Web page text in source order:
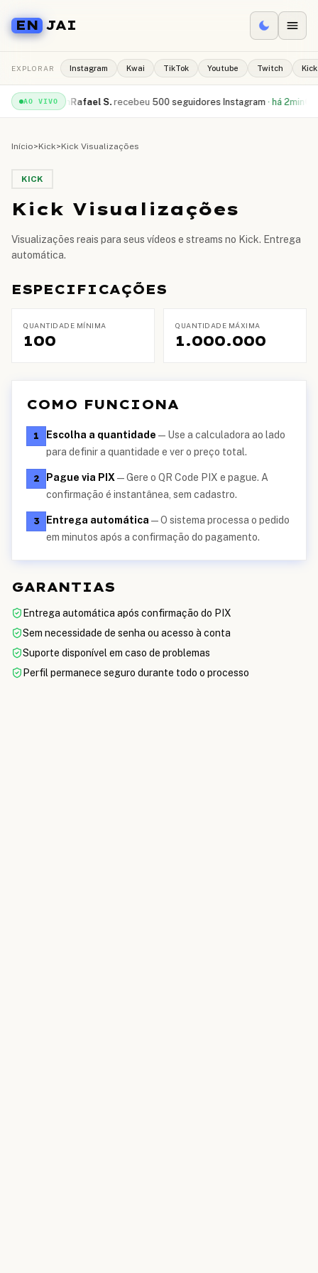
EN JAI
EXPLORAR Instagram Kwai TikTok Youtube Twitch Kick
AO VIVO
·há 1minRafael S. recebeu 500 seguidores Instagram ·há 2min
Início>Kick>Kick Visualizações
KICK
Kick Visualizações
Visualizações reais para seus vídeos e streams no Kick. Entrega
automática.
ESPECIFICAÇÕES
QUANTIDADE MÍNIMA
100
QUANTIDADE MÁXIMA
1.000.000
COMO FUNCIONA
1 Escolha a quantidade — Use a calculadora ao lado
para definir a quantidade e ver o preço total.
2 Pague via PIX —Gere o QR Code PIX e pague. A
confirmação é instantânea, sem cadastro.
3 Entrega automática —O sistema processa o pedido
em minutos após a confirmação do pagamento.
GARANTIAS
Entrega automática após confirmação do PIX
Sem necessidade de senha ou acesso à conta
Suporte disponível em caso de problemas
Perfil permanece seguro durante todo o processo